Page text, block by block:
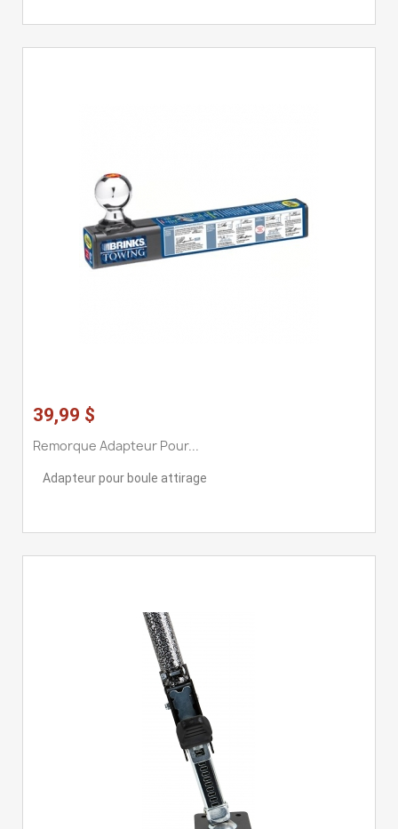
39,99 $
Remorque Adapteur Pour...
Adapteur pour boule attirage